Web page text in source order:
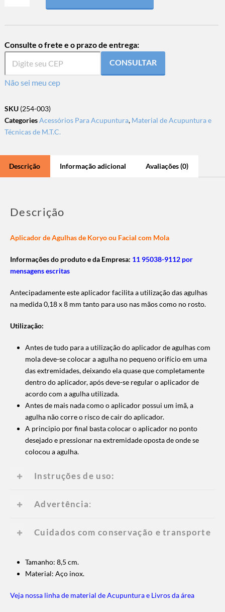
Consulte o frete e o prazo de entrega:
CONSULTAR
Não sei meu cep
SKU (254-003)
CategoriesAcessórios Para Acupuntura, Material de Acupuntura e
Técnicas de M.T.C.
Descrição Informação adicional Avaliações (0)
Descrição
Aplicador de Agulhas de Koryo ou Facial com Mola
Informações do produto e da Empresa: 11 95038-9112 por
mensagens escritas
Antecipadamente este aplicador facilita a utilização das agulhas
na medida 0,18 x 8 mm tanto para uso nas mãos como no rosto.
Utilização:
Antes de tudo para a utilização do aplicador de agulhas com
mola deve-se colocar a agulha no pequeno orifício em uma
das extremidades, deixando ela quase que completamente
dentro do aplicador, após deve-se regular o aplicador de
acordo com a agulha utilizada.
Antes de mais nada como o aplicador possui um imã, a
agulha não corre o risco de cair do aplicador.
A principio por final basta colocar o aplicador no ponto
desejado e pressionar na extremidade oposta de onde se
colocou a agulha.
Instruções de uso:
Advertência:
Cuidados com conservação e transporte
Tamanho: 8,5 cm.
Material: Aço inox.
Veja nossa linha de material de Acupuntura e Livros da área